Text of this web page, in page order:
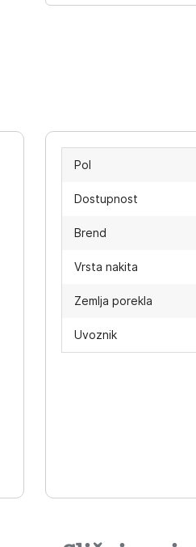
Pol
Dostupnost
Brend
Vrsta nakita
Zemlja porekla
Uvoznik